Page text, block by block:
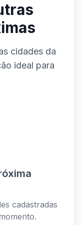
cidades da
ideal para
cadastradas